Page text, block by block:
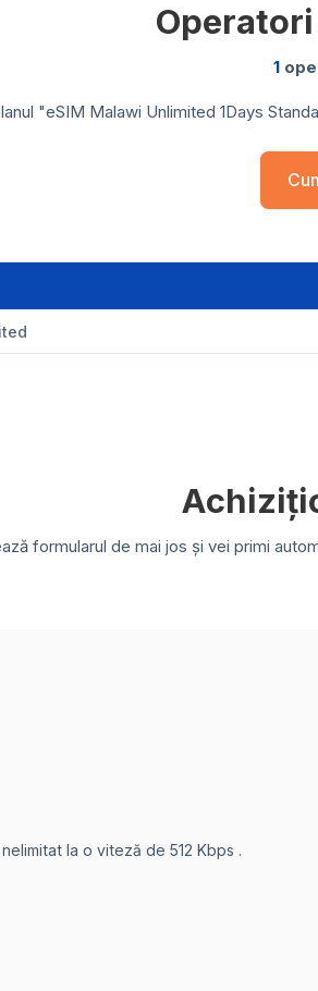
1
"eSIM Malawi Unlimited 1Days
formularul de mai jos și vei primi
la o viteză de 512 Kbps .